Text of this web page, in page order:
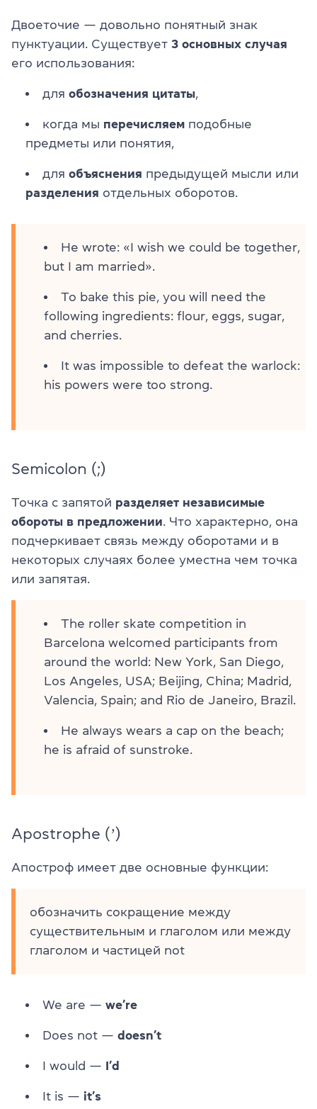
Двоеточие — довольно понятный знак
пунктуации. Существует 3 основных случая
его использования:
для обозначения цитаты,
когда мы перечисляем подобные
предметы или понятия,
для объяснения предыдущей мысли или
разделения отдельных оборотов.
He wrote: «I wish we could be together,
but I am married».
To bake this pie, you will need the
following ingredients: flour, eggs, sugar,
and cherries.
It was impossible to defeat the warlock:
his powers were too strong.
Semicolon (;)
Точка с запятой разделяет независимые
обороты в предложении. Что характерно, она
подчеркивает связь между оборотами и в
некоторых случаях более уместна чем точка
или запятая.
The roller skate competition in
Barcelona welcomed participants from
around the world: New York, San Diego,
Los Angeles, USA; Beijing, China; Madrid,
Valencia, Spain; and Rio de Janeiro, Brazil.
He always wears a cap on the beach;
he is afraid of sunstroke.
Apostrophe (ʼ)
Апостроф имеет две основные функции:
обозначить сокращение между
существительным и глаголом или между
глаголом и частицей not
We are — we’re
Does not — doesn’t
I would — I’d
It is — it’s